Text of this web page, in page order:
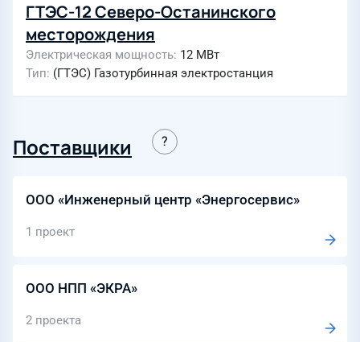
ГТЭС-12 Северо-Останинского
месторождения
Электрическая мощность 12 МВт
Тип (ГТЭС) Газотурбинная электростанция
Поставщики
ООО «Инженерный центр «Энергосервис»
1 проект
ООО НПП «ЭКРА»
2 проекта